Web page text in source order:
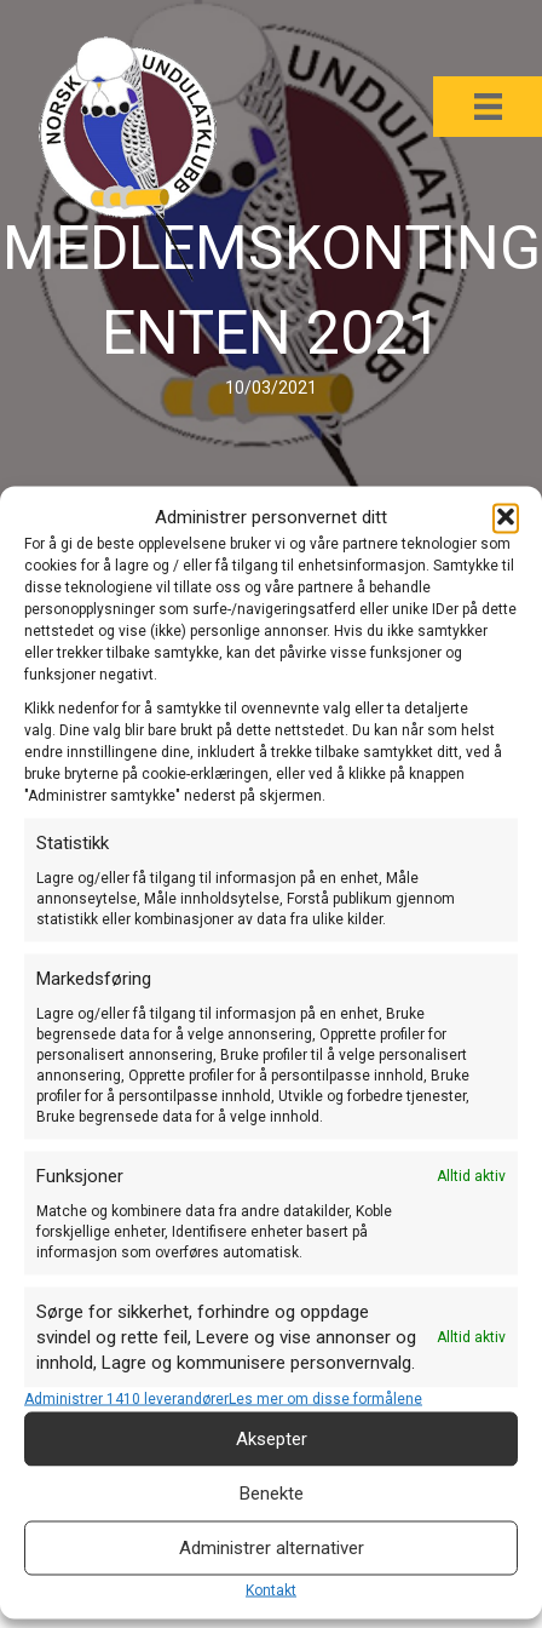
Administrer personvernet ditt
For å gi de beste opplevelsene bruker vi og våre partnere teknologier som
cookies for å lagre og / eller få tilgang til enhetsinformasjon. Samtykke til
disse teknologiene vil tillate oss og våre partnere å behandle
personopplysninger som surfe-/navigeringsatferd eller unike IDer på dette
nettstedet og vise (ikke) personlige annonser. Hvis du ikke samtykker
eller trekker tilbake samtykke, kan det påvirke visse funksjoner og
funksjoner negativt.
Klikk nedenfor for å samtykke til ovennevnte valg eller ta detaljerte
valg. Dine valg blir bare brukt på dette nettstedet. Du kan når som helst
endre innstillingene dine, inkludert å trekke tilbake samtykket ditt, ved å
bruke bryterne på cookie-erklæringen, eller ved å klikke på knappen
"Administrer samtykke" nederst på skjermen.
Statistikk
Lagre og/eller få tilgang til informasjon på en enhet, Måle
annonseytelse, Måle innholdsytelse, Forstå publikum gjennom
statistikk eller kombinasjoner av data fra ulike kilder.
Markedsføring
Lagre og/eller få tilgang til informasjon på en enhet, Bruke
begrensede data for å velge annonsering, Opprette profiler for
personalisert annonsering, Bruke profiler til å velge personalisert
annonsering, Opprette profiler for å persontilpasse innhold, Bruke
profiler for å persontilpasse innhold, Utvikle og forbedre tjenester,
Bruke begrensede data for å velge innhold.
Funksjoner Alltid aktiv
Matche og kombinere data fra andre datakilder, Koble
forskjellige enheter, Identifisere enheter basert på
informasjon som overføres automatisk.
Sørge for sikkerhet, forhindre og oppdage
svindel og rette feil, Levere og vise annonser og
innhold, Lagre og kommunisere personvernvalg.
Alltid aktiv
Administrer 1410 leverandørerLes mer om disse formålene
Aksepter
Benekte
Administrer alternativer
Kontakt
MEDLEMSKONTING
ENTEN 2021
10/03/2021
Våre medlemslister skal inn til Norsk Tropefuglforeningers
Landsforbund. De av dere vi mangler betaling for pr 15/3-21, vil da bli
tatt ut som medlem.
betalt betalt kontingenten(faktura ble sendt ut på mail i januar, purring i
Vi vil gjerne ha deg som medlem!
Mvh Turid
kasserer NUK
Posts
navigation
Ny ringsalgsleiar, hovudbestilling →